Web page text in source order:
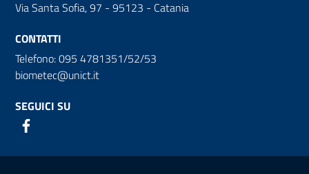
Via Santa Sofia, 97 - 95123 - Catania
CONTATTI
Telefono: 095 4781351/52/53
biometec@unict.it
SEGUICI SU
Link e informazioni utili